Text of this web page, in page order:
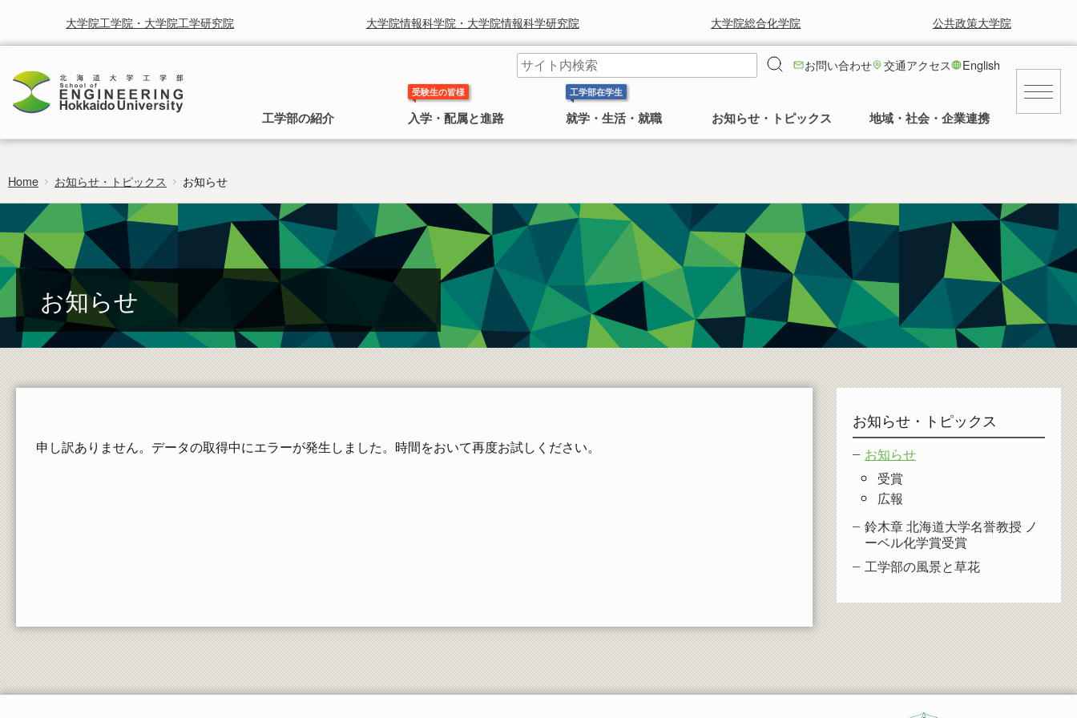
大学院工学院・大学院工学研究院 大学院情報科学院・大学院情報科学研究院 大学院総合化学院 公共政策大学院
お問い合わせ 交通アクセス English
工学部の紹介
工学部の理念
北海道大学工学部は，人類の生活をより快適に，より豊かに
することを使命として取り組まれるべき学問としての工学を
通じて社会に貢献することを基本理念としています。
工学部長より皆様へのごあいさつ
交通アクセス
建物
ポリシー・取組・評価 概要 発行誌
教員一覧
受験生の皆様
入学・配属と進路
入学から卒業までのご案内
入試の種類と募集方法，入学後の所属と工
学部への移行，卒業後の進路についてご案
内します。
フロンティア入試
編入学・学士入学募集要項
非正規生出願要項
工学部には 応用理工系学科，情報エレクトロニクス学科，
機械知能工学科，環境社会工学科 の4学科 があります。
景気に左右されず安定した就職率の高さを
誇っています。
工学部在学生
就学・生活・就職
就学と授業に関する情報
時間割
行事予定
カリキュラムマップ
卒業論文
日本学生支援機構(旧 日本育英会)奨学金のお知ら
せ
民間奨学金のお知らせ
求人等情報
民間
公務員・団体
証明書のご請求・発行
郵送依頼される方、卒業・修了された方の請求
工学研究院図書館
お知らせ・トピックス
お知らせ
受賞
広報
ーベル化学賞受賞
2010年にノーベル化学賞を受賞した鈴
木章名誉教授の特集
工学部正面玄関前の中庭の様子など。多く
の卒業生に植樹していただいてます。
地域・社会・企業連携
研究・産学連携
北海道大学研究シーズ集
研究者総覧システム
researchmap
工学院・工学研究院
情報科学院・情報科学研究院
総合化学院
公共政策大学院
Home お知らせ・トピックス お知らせ
お知らせ
申し訳ありません。データの取得中にエラーが発生しました。時間をおいて再度お試しください。
お知らせ・トピックス
お知らせ
受賞
広報
鈴木章 北海道大学名誉教授 ノ
ーベル化学賞受賞
工学部の風景と草花